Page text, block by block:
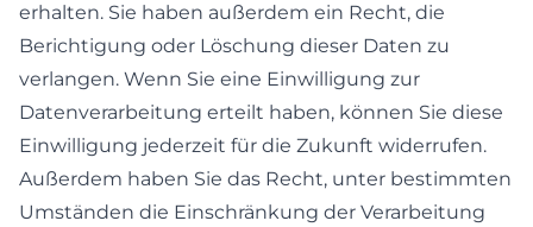
erhalten. Sie haben außerdem ein Recht, die
Berichtigung oder Löschung dieser Daten zu
verlangen. Wenn Sie eine Einwilligung zur
Datenverarbeitung erteilt haben, können Sie diese
Einwilligung jederzeit für die Zukunft widerrufen.
Außerdem haben Sie das Recht, unter bestimmten
Umständen die Einschränkung der Verarbeitung